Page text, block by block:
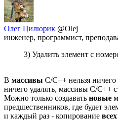
Олег Цилюрик @Olej
инженер, программист,
3) Удалить элемент с
В массивы C/C++ нельзя
ничего удалять, массивы C/C++
Можно только создавать новые
предшественников, где будет
и каждый раз - копирование всех